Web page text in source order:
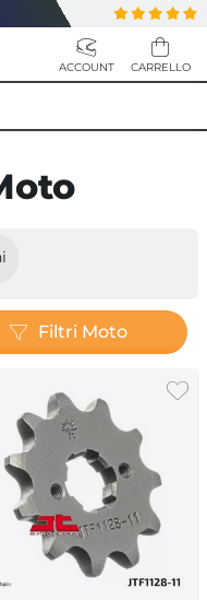
Filtri Moto